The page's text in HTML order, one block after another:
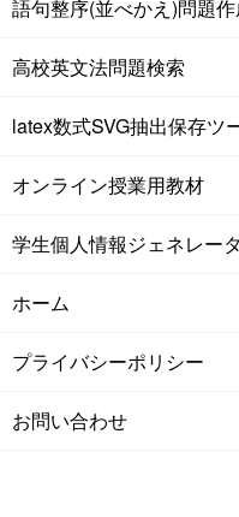
語句整序(並べかえ)問題
高校英文法問題検索
latex数式SVG抽出保存ツ
オンライン授業用教材
学生個人情報ジェネレータ
ホーム
プライバシーポリシー
お問い合わせ